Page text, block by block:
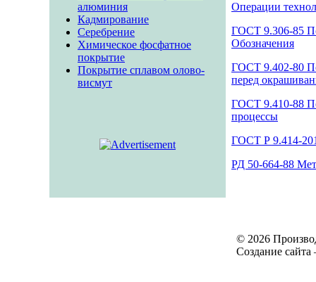
алюминия
Кадмирование
Серебрение
Химическое фосфатное
покрытие
Покрытие сплавом олово-
висмут
Операции
ГОСТ 9.306-85
Обозначения
ГОСТ 9.402-80
перед
ГОСТ 9.410-88
процессы
ГОСТ Р 9.414-
РД 50-664-88
© 2026
Создание сайта